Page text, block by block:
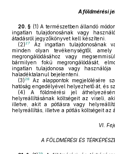
A földmérési
20. § (1) A természetben állandó
ingatlan tulajdonosának vagy
átadásról jegyzőkönyvet kell készíteni.
(2)27
Az ingatlan tulajdonosának
minden olyan tevékenységtől,
megrongálódásához vagy
bármilyen fokú megrongálódását,
ingatlan tulajdonosa vagy
haladéktalanul bejelenteni.
(3)28
Az alappontok megjelölésére
hatóság engedélyével helyezhető át, és
(4) A földmérési jel
helyreállításának költségeit az viseli,
illetve, akit a pótlásra vagy
helyreállítás, illetve a pótlás költségeit az
VI.
A FÖLDMÉRÉSI ÉS